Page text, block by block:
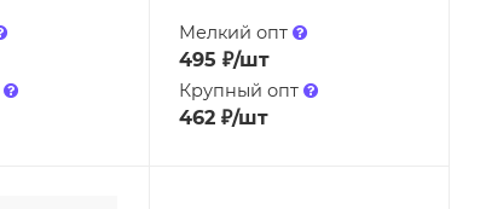
Мелкий опт
495 ₽/шт
Крупный опт
462₽/шт